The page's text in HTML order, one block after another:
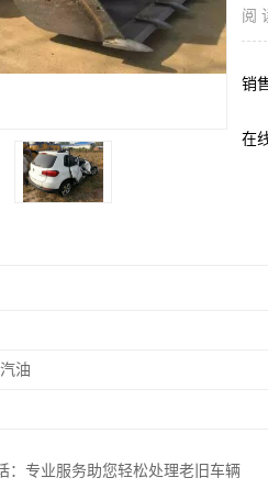
阅
销
在
油
：专业服务助您轻松处理老旧车辆